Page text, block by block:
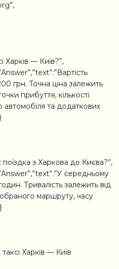
Харків — Київ?”,
грн. Точна ціна залежить
прибуття, кількості
автомобіля та додаткових
поїздка з Харкова до Києва?”,
середньому
Тривалість залежить від
обраного маршруту, часу
Харків — Київ